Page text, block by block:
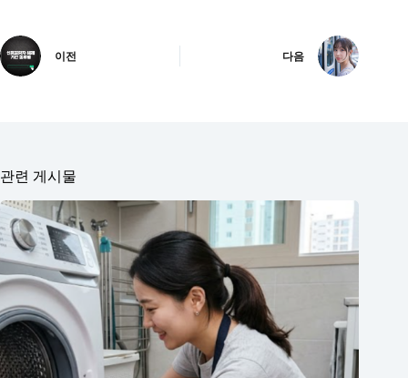
이전 다음
관련 게시물